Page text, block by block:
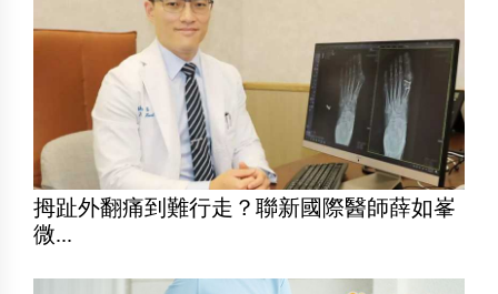
拇趾外翻痛到難行走？聯新國際醫師薛如峯
微...